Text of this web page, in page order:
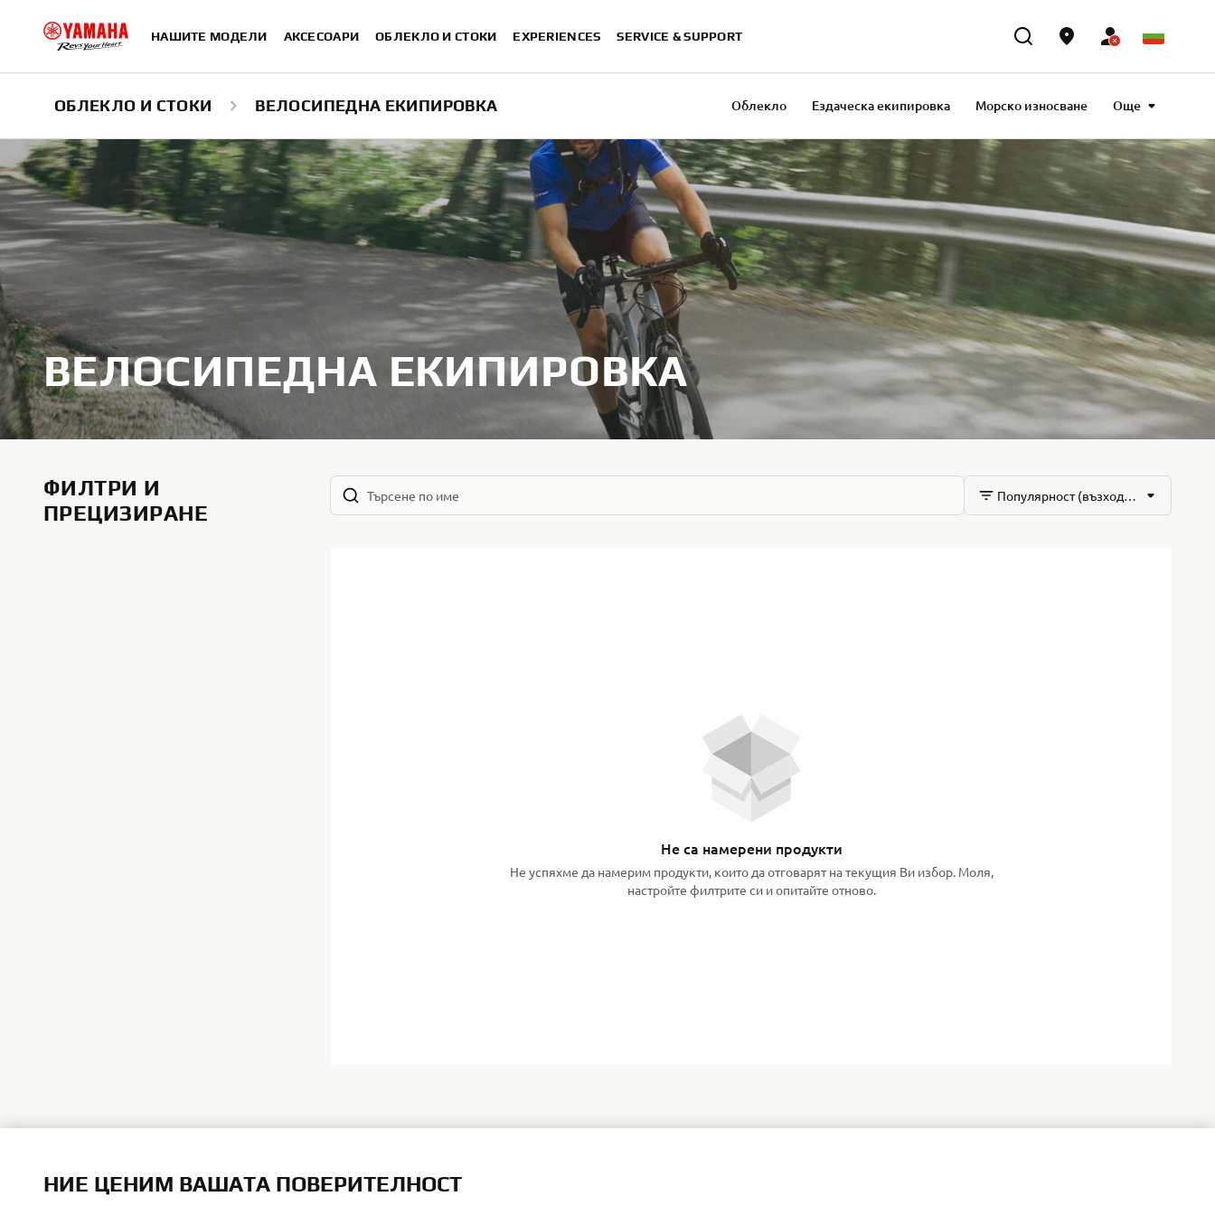
НАШИТЕ МОДЕЛИ АКСЕСОАРИ ОБЛЕКЛО И СТОКИ EXPERIENCES SERVICE & SUPPORT
ОБЛЕКЛО И СТОКИ ВЕЛОСИПЕДНА ЕКИПИРОВКА Облекло Ездаческа екипировка
Морско износване
Велосипедна екипировка
Outlet Подаръци и начин на живот
Още
ВЕЛОСИПЕДНА ЕКИПИРОВКА
ФИЛТРИ И
ПРЕЦИЗИРАНЕ
Популярност (възходящ)
Не са намерени продукти
Не успяхме да намерим продукти, които да отговарят на текущия Ви избор. Моля,
настройте филтрите си и опитайте отново.
НИЕ ЦЕНИМ ВАШАТА ПОВЕРИТЕЛНОСТ